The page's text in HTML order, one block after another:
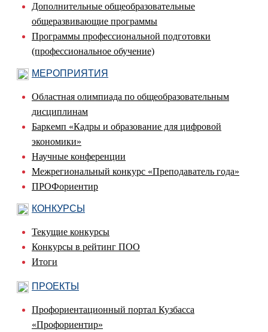
Дополнительные общеобразовательные
общеразвивающие программы
Программы профессиональной подготовки
(профессиональное обучение)
МЕРОПРИЯТИЯ
Областная олимпиада по общеобразовательным
дисциплинам
Баркемп «Кадры и образование для цифровой
экономики»
Научные конференции
Межрегиональный конкурс «Преподаватель года»
ПРОФориентир
КОНКУРСЫ
Текущие конкурсы
Конкурсы в рейтинг ПОО
Итоги
ПРОЕКТЫ
Профориентационный портал Кузбасса
«Профориентир»